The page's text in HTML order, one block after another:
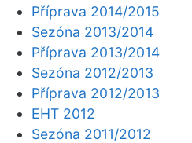
Příprava 2014/2015
Sezóna 2013/2014
Příprava 2013/2014
Sezóna 2012/2013
Příprava 2012/2013
EHT 2012
Sezóna 2011/2012